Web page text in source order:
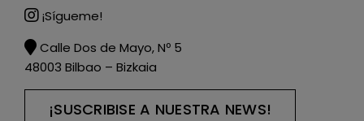
¡Sígueme!
Calle Dos de Mayo, Nº 5
48003 Bilbao – Bizkaia
¡SUSCRIBISE A NUESTRA NEWS!